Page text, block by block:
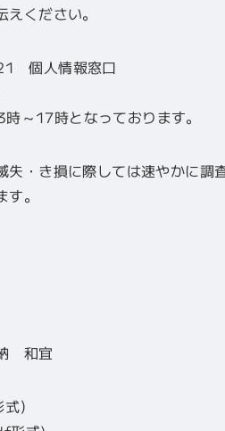
ください。
個人情報窓口
～17時となっております。
失・き損に際しては速やかに調
。
和宜
式）